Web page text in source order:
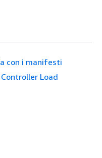
con i manifesti
Controller Load